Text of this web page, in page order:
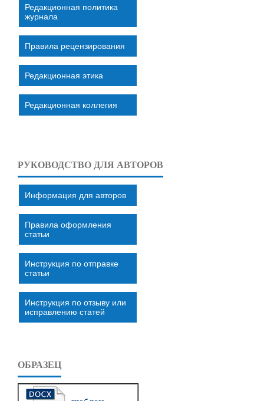
Редакционная политика
журнала
Правила рецензирования
Редакционная этика
Редакционная коллегия
РУКОВОДСТВО ДЛЯ АВТОРОВ
Информация для авторов
Правила оформления
статьи
Инструкция по отправке
статьи
Инструкция по отзыву или
исправлению статей
ОБРАЗЕЦ